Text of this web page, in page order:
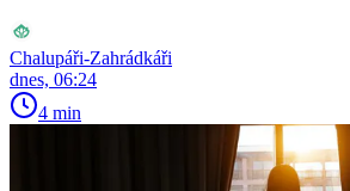
Chalupáři-Zahrádkáři
dnes, 06:24
4 min